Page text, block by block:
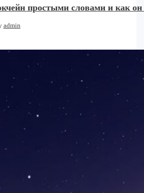
простыми словами и как он
admin